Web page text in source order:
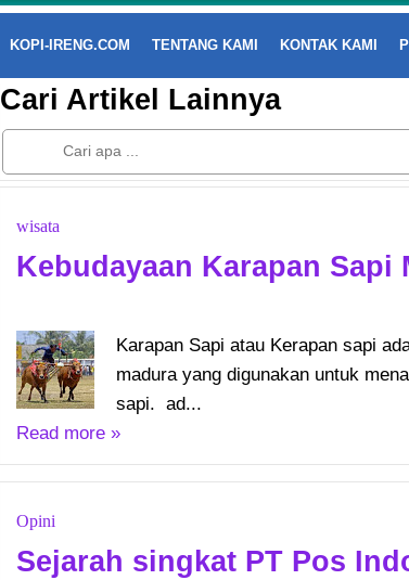
KOPI-IRENG.COM TENTANG KAMI KONTAK KAMI
Cari Artikel Lainnya
wisata
Kebudayaan Karapan Sapi
Karapan Sapi atau Kerapan sapi
madura yang digunakan untuk
sapi. ad...
Read more »
Opini
Sejarah singkat PT Pos